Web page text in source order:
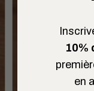
10%
en